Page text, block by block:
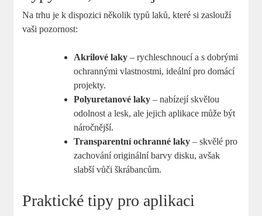
Na trhu je k dispozici několik typů laků, které si zaslouží
vaši pozornost:
Akrilové laky – rychleschnoucí a s dobrými
ochrannými vlastnostmi, ideální pro domácí
projekty.
Polyuretanové laky – nabízejí skvělou
odolnost a lesk, ale jejich aplikace může být
náročnější.
Transparentní ochranné laky – skvělé pro
zachování originální barvy disku, avšak
slabší vůči škrábancům.
Praktické tipy pro aplikaci